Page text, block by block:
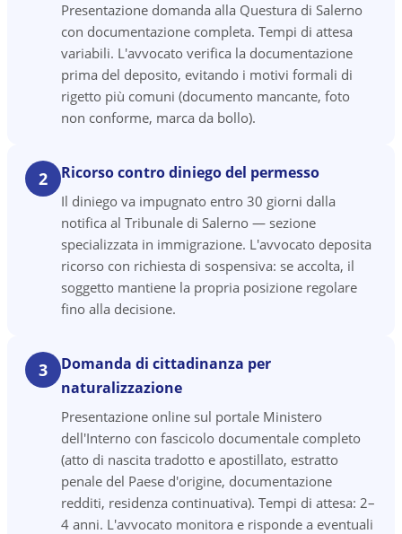
Presentazione domanda alla Questura di Salerno
con documentazione completa. Tempi di attesa
variabili. L'avvocato verifica la documentazione
prima del deposito, evitando i motivi formali di
rigetto più comuni (documento mancante, foto
non conforme, marca da bollo).
2 Ricorso contro diniego del permesso
Il diniego va impugnato entro 30 giorni dalla
notifica al Tribunale di Salerno — sezione
specializzata in immigrazione. L'avvocato deposita
ricorso con richiesta di sospensiva: se accolta, il
soggetto mantiene la propria posizione regolare
fino alla decisione.
3
Domanda di cittadinanza per
naturalizzazione
Presentazione online sul portale Ministero
dell'Interno con fascicolo documentale completo
(atto di nascita tradotto e apostillato, estratto
penale del Paese d'origine, documentazione
redditi, residenza continuativa). Tempi di attesa: 2–
4 anni. L'avvocato monitora e risponde a eventuali